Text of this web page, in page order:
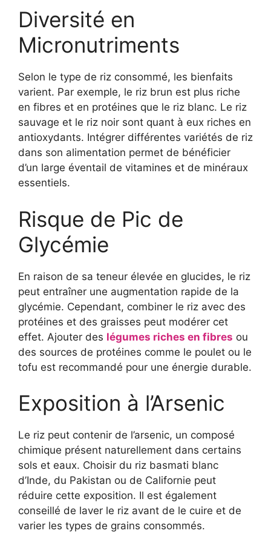
Diversité en
Micronutriments
Selon le type de riz consommé, les bienfaits
varient. Par exemple, le riz brun est plus riche
en fibres et en protéines que le riz blanc. Le riz
sauvage et le riz noir sont quant à eux riches en
antioxydants. Intégrer différentes variétés de riz
dans son alimentation permet de bénéficier
d’un large éventail de vitamines et de minéraux
essentiels.
Risque de Pic de
Glycémie
En raison de sa teneur élevée en glucides, le riz
peut entraîner une augmentation rapide de la
glycémie. Cependant, combiner le riz avec des
protéines et des graisses peut modérer cet
effet. Ajouter des légumes riches en fibres ou
des sources de protéines comme le poulet ou le
tofu est recommandé pour une énergie durable.
Exposition à l’Arsenic
Le riz peut contenir de l’arsenic, un composé
chimique présent naturellement dans certains
sols et eaux. Choisir du riz basmati blanc
d’Inde, du Pakistan ou de Californie peut
réduire cette exposition. Il est également
conseillé de laver le riz avant de le cuire et de
varier les types de grains consommés.